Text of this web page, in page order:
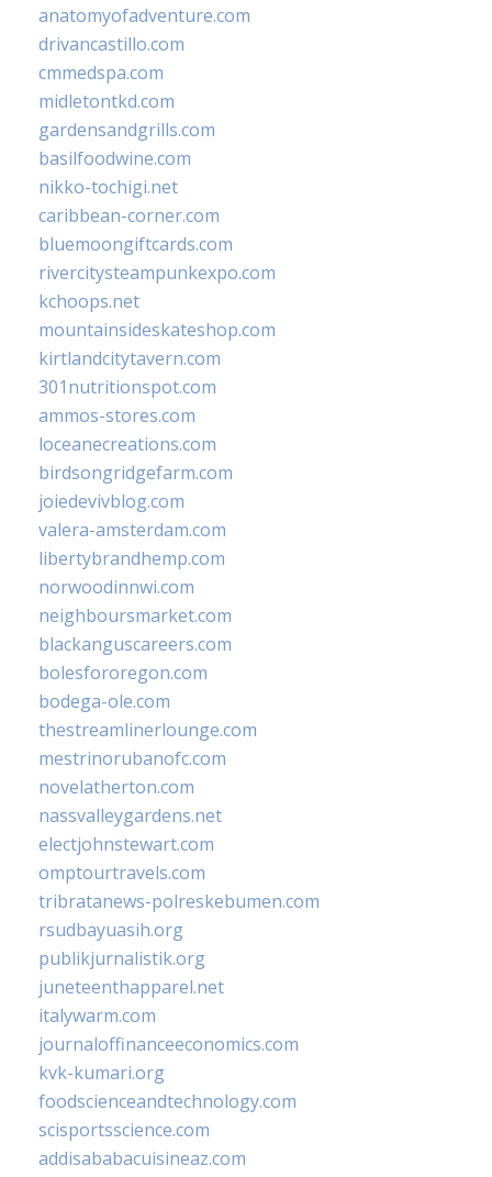
anatomyofadventure.com
drivancastillo.com
cmmedspa.com
midletontkd.com
gardensandgrills.com
basilfoodwine.com
nikko-tochigi.net
caribbean-corner.com
bluemoongiftcards.com
rivercitysteampunkexpo.com
kchoops.net
mountainsideskateshop.com
kirtlandcitytavern.com
301nutritionspot.com
ammos-stores.com
loceanecreations.com
birdsongridgefarm.com
joiedevivblog.com
valera-amsterdam.com
libertybrandhemp.com
norwoodinnwi.com
neighboursmarket.com
blackanguscareers.com
bolesfororegon.com
bodega-ole.com
thestreamlinerlounge.com
mestrinorubanofc.com
novelatherton.com
nassvalleygardens.net
electjohnstewart.com
omptourtravels.com
tribratanews-polreskebumen.com
rsudbayuasih.org
publikjurnalistik.org
juneteenthapparel.net
italywarm.com
journaloffinanceeconomics.com
kvk-kumari.org
foodscienceandtechnology.com
scisportsscience.com
addisababacuisineaz.com